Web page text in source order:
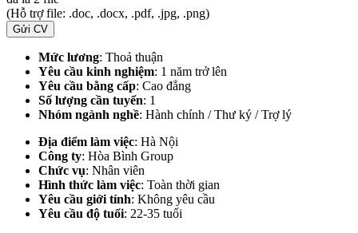
(Hỗ trợ file: .doc, .docx, .pdf, .jpg, .png)
Gửi CV
Mức lương: Thoả thuận
Yêu cầu kinh nghiệm: 1 năm trở lên
Yêu cầu bằng cấp: Cao đẳng
Số lượng cần tuyển: 1
Nhóm ngành nghề: Hành chính / Thư ký / Trợ lý
Địa điểm làm việc: Hà Nội
Công ty: Hòa Bình Group
Chức vụ: Nhân viên
Hình thức làm việc: Toàn thời gian
Yêu cầu giới tính: Không yêu cầu
Yêu cầu độ tuổi: 22-35 tuổi